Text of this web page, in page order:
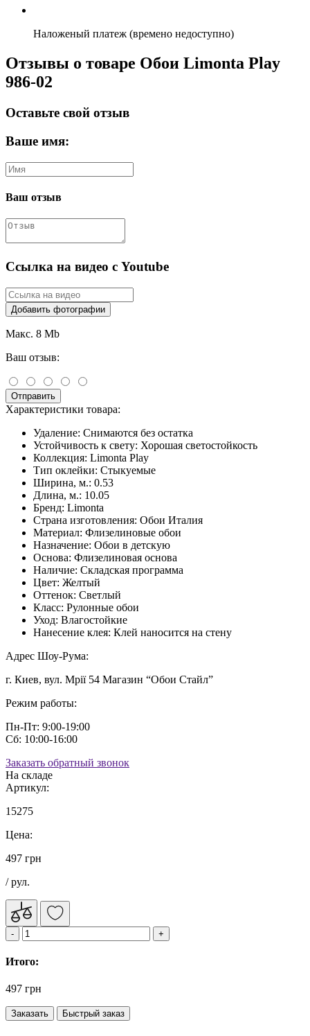
Наложеный платеж (времено недоступно)
Отзывы о товаре Обои Limonta Play
986-02
Оставьте свой отзыв
Ваше имя:
Ваш отзыв
Ссылка на видео с Youtube
Добавить фотографии
Макс. 8 Mb
Ваш отзыв:
Отправить
Характеристики товара:
Удаление: Снимаются без остатка
Устойчивость к свету: Хорошая светостойкость
Коллекция: Limonta Play
Тип оклейки: Стыкуемые
Ширина, м.: 0.53
Длина, м.: 10.05
Бренд: Limonta
Страна изготовления: Обои Италия
Материал: Флизелиновые обои
Назначение: Обои в детскую
Основа: Флизелиновая основа
Наличие: Складская программа
Цвет: Желтый
Оттенок: Светлый
Класс: Рулонные обои
Уход: Влагостойкие
Нанесение клея: Клей наносится на стену
Адрес Шоу-Рума:
г. Киев, вул. Мрії 54 Магазин “Обои Стайл”
Режим работы:
Пн-Пт: 9:00-19:00
Сб: 10:00-16:00
Заказать обратный звонок
На складе
Артикул:
15275
Цена:
497 грн
/ рул.
Итого:
497 грн
Заказать Быстрый заказ